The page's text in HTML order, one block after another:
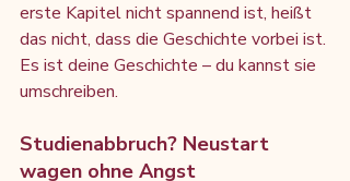
erste Kapitel nicht spannend ist, heißt
das nicht, dass die Geschichte vorbei ist.
Es ist deine Geschichte – du kannst sie
umschreiben.
Studienabbruch? Neustart
wagen ohne Angst